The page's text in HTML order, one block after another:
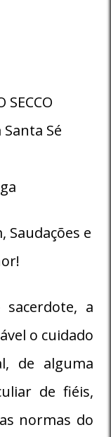
SECCO
Sé
Saudações e
sacerdote, a
o cuidado
de alguma
de fiéis,
normas do